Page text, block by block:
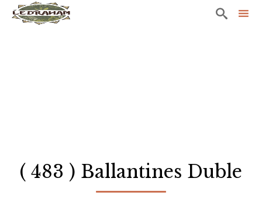

( 483 ) Ballantines Duble